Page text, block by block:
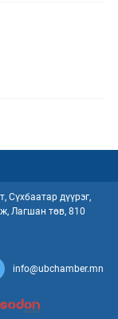
АВАХ УРИЛГА -
ХЭРЭГСЛИЙН
Сүхбаатар дүүрэг,
Лагшан төв, 810
info@ubchamber.mn